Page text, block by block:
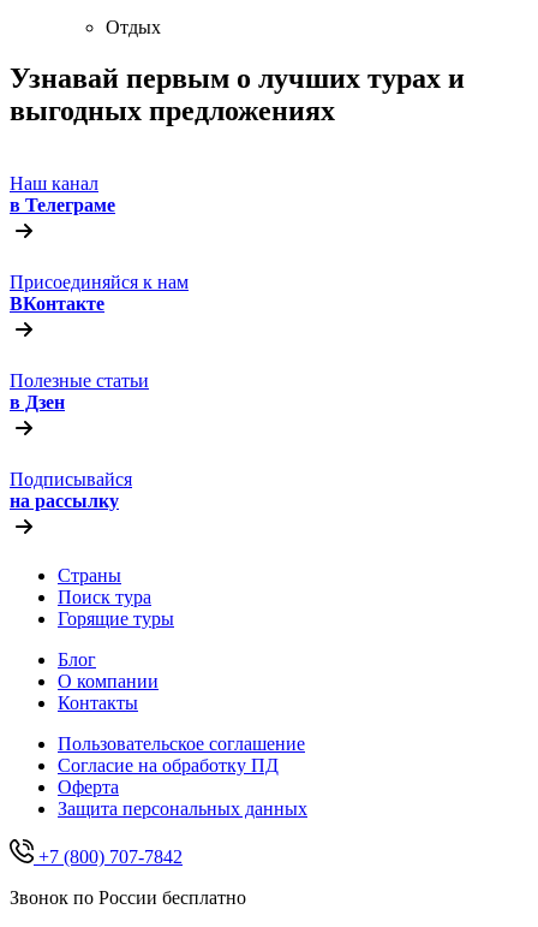
Отдых
Узнавай первым о лучших турах и
выгодных предложениях
Наш канал
в Телеграме
Присоединяйся к нам
ВКонтакте
Полезные статьи
в Дзен
Подписывайся
на рассылку
Страны
Поиск тура
Горящие туры
Блог
О компании
Контакты
Пользовательское соглашение
Согласие на обработку ПД
Оферта
Защитa персональных данных
+7 (800) 707-7842
Звонок по России бесплатно